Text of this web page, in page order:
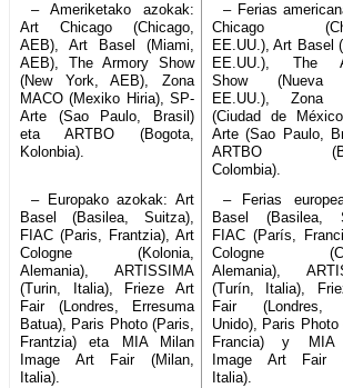
– Ameriketako azokak:
Art Chicago (Chicago,
AEB), Art Basel (Miami,
AEB), The Armory Show
(New York, AEB), Zona
MACO (Mexiko Hiria), SP-
Arte (Sao Paulo, Brasil)
eta ARTBO (Bogota,
Kolonbia).
– Ferias
Chicago
EE.UU.), Art Basel
EE.UU.), The
Show (Nueva
EE.UU.), Zona
(Ciudad de
Arte (Sao Paulo,
ARTBO
Colombia).
– Europako azokak: Art
Basel (Basilea, Suitza),
FIAC (Paris, Frantzia), Art
Cologne (Kolonia,
Alemania), ARTISSIMA
(Turin, Italia), Frieze Art
Fair (Londres, Erresuma
Batua), Paris Photo (Paris,
Frantzia) eta MIA Milan
Image Art Fair (Milan,
Italia).
– Ferias
Basel (Basilea,
FIAC (París,
Cologne
Alemania),
(Turín, Italia),
Fair (Londres,
Unido), Paris Photo
Francia) y MIA
Image Art Fair
Italia).